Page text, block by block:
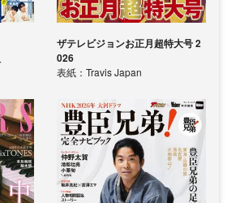
ザテレビジョンお正月超特大号 2
026
表紙：Travis Japan